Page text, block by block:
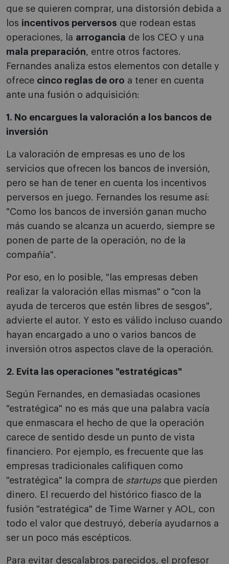
que se quieren comprar, una distorsión debida a
los incentivos perversos que rodean estas
operaciones, la arrogancia de los CEO y una
mala preparación, entre otros factores.
Fernandes analiza estos elementos con detalle y
ofrece cinco reglas de oro a tener en cuenta
ante una fusión o adquisición:
1. No encargues la valoración a los bancos de
inversión
La valoración de empresas es uno de los
servicios que ofrecen los bancos de inversión,
pero se han de tener en cuenta los incentivos
perversos en juego. Fernandes los resume así:
"Como los bancos de inversión ganan mucho
más cuando se alcanza un acuerdo, siempre se
ponen de parte de la operación, no de la
compañía".
Por eso, en lo posible, "las empresas deben
realizar la valoración ellas mismas" o "con la
ayuda de terceros que estén libres de sesgos",
advierte el autor. Y esto es válido incluso cuando
hayan encargado a uno o varios bancos de
inversión otros aspectos clave de la operación.
2. Evita las operaciones "estratégicas"
Según Fernandes, en demasiadas ocasiones
"estratégica" no es más que una palabra vacía
que enmascara el hecho de que la operación
carece de sentido desde un punto de vista
financiero. Por ejemplo, es frecuente que las
empresas tradicionales califiquen como
"estratégica" la compra de startupsque pierden
dinero. El recuerdo del histórico fiasco de la
fusión "estratégica" de Time Warner y AOL, con
todo el valor que destruyó, debería ayudarnos a
ser un poco más escépticos.
Para evitar descalabros parecidos, el profesor